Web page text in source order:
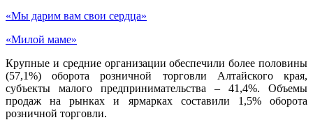
«Мы дарим вам свои сердца»
«Милой маме»
Крупные и средние организации обеспечили более половины
(57,1%) оборота розничной торговли Алтайского края,
субъекты малого предпринимательства – 41,4%. Объемы
продаж на рынках и ярмарках составили 1,5% оборота
розничной торговли.